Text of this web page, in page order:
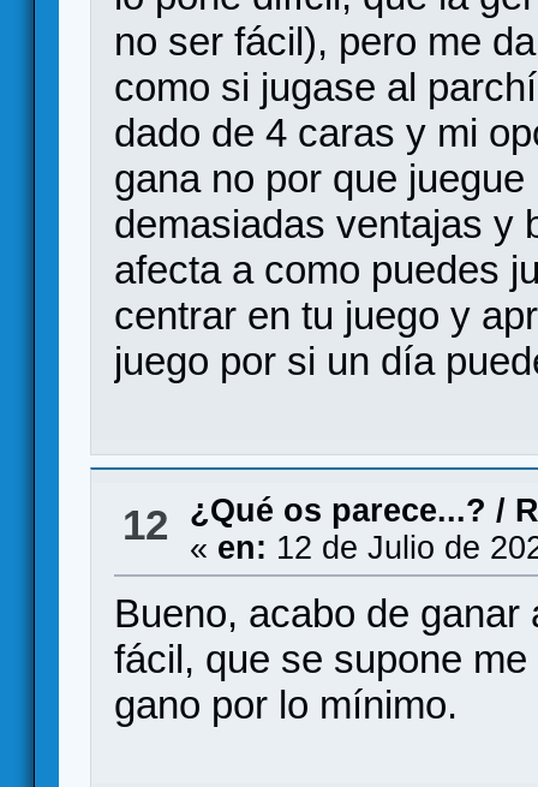
no ser fácil), pero me
como si jugase al
dado de 4 caras y mi
gana no por que
demasiadas ventajas y
afecta a como puedes
centrar en tu juego y
juego por si un día
12 ¿Qué os parece...? /
« en: 12 de Julio de
Bueno, acabo de
fácil, que se supone
gano por lo mínimo.